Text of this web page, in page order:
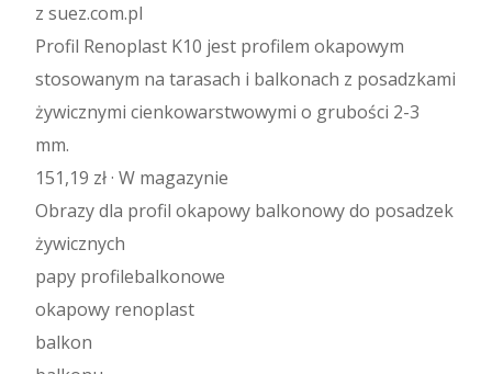
z suez.com.pl
Profil Renoplast K10 jest profilem okapowym
stosowanym na tarasach i balkonach z posadzkami
żywicznymi cienkowarstwowymi o grubości 2-3
mm.
151,19 zł · ‎W magazynie
Obrazy dla profil okapowy balkonowy do posadzek
żywicznych
papy profilebalkonowe
okapowy renoplast
balkon